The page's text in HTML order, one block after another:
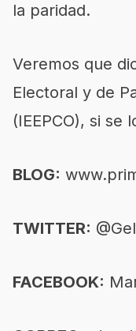
la paridad.
Veremos que
Electoral y de
(IEEPCO), si se
BLOG:
TWITTER:
FACEBOOK: